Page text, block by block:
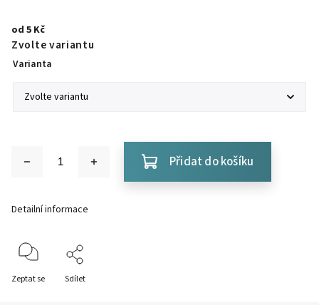
od 5 Kč
Zvolte variantu
Varianta
Přidat do košíku
Detailní informace
Zeptat se Sdílet